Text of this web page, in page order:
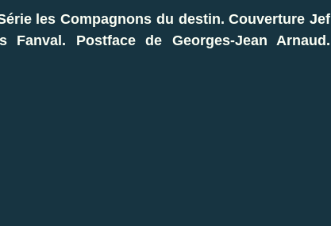
les Compagnons du destin. Couverture Jef
Postface de Georges-Jean Arnaud.